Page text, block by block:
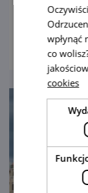
pełną
wpłynąć
co
cookies